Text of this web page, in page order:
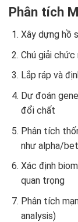
Phân tích
Xây dựng hồ
Chú giải chức
Lắp ráp và
Dự đoán
đổi chất
Phân tích
như alpha/
Xác định
quan trọng
Phân tích
analysis)